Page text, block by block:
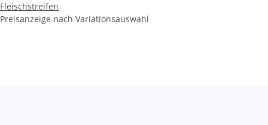
Fleischstreifen
Preisanzeige nach Variationsauswahl